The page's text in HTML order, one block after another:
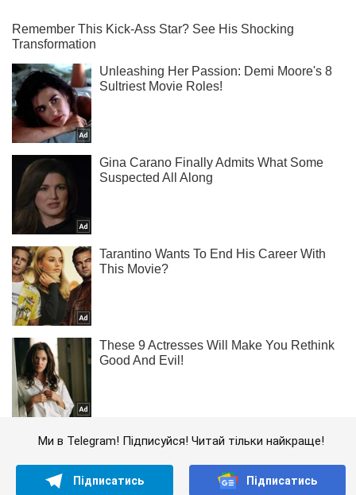
Ми в Telegram! Підписуйся! Читай тільки найкраще!
Підписатись Підписатись